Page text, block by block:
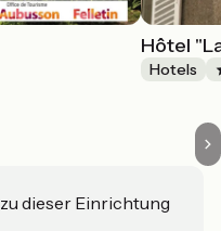
Hôtel
Hotels
dieser Einrichtung